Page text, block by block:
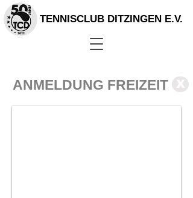
TENNISCLUB DITZINGEN E.V.
ANMELDUNG FREIZEIT X